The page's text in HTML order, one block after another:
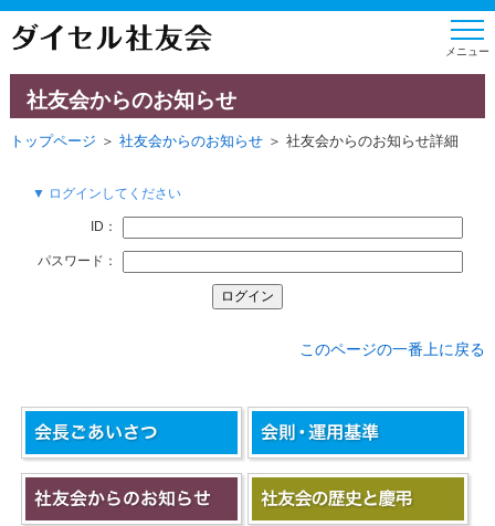
社友会からのお知らせ
トップページ ＞ 社友会からのお知らせ＞ 社友会からのお知らせ詳細
▼ ログインしてください
ID：
パスワード：
このページの一番上に戻る